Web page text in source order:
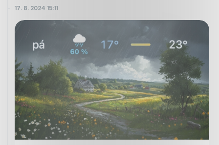
17. 8. 2024 15:11